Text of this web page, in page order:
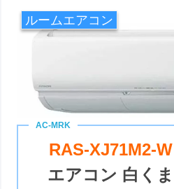
ルームエアコン
RAS-XJ71M2-W
エアコン 白く